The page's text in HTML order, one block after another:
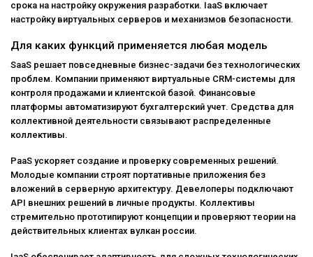
срока на настройку окружения разработки. IaaS включает
настройку виртуальных серверов и механизмов безопасности.
Для каких функций применяется любая модель
SaaS решает повседневные бизнес-задачи без технологических
проблем. Компании применяют виртуальные CRM-системы для
контроля продажами и клиентской базой. Финансовые
платформы автоматизируют бухгалтерский учет. Средства для
коллективной деятельности связывают распределенные
коллективы.
PaaS ускоряет создание и проверку современных решений.
Молодые компании строят портативные приложения без
вложений в серверную архитектуру. Девелоперы подключают
API внешних решений в личные продукты. Коллективы
стремительно прототипируют концепции и проверяют теории на
действительных клиентах вулкан россии.